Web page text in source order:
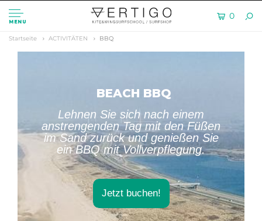
MENU
0
Startseite ACTIVITÄTEN BBQ
BEACH BBQ
Lehnen Sie sich nach einem
anstrengenden Tag mit den Füßen
im Sand zurück und genießen Sie
ein BBQ mit Vollverpflegung.
Jetzt buchen!